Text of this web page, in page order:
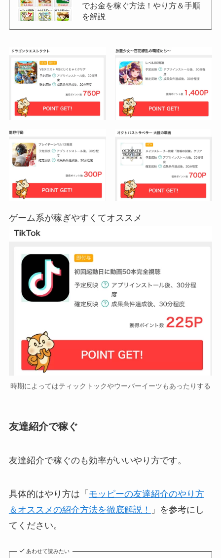
でお金を稼ぐ方法！やり方＆手順
を解説
ゲーム系が稼ぎやすくてオススメ
時期によってはティックトックやウーバーイーツもあったりする
友達紹介で稼ぐ
友達紹介で稼ぐのも効率がいいやり方です。
具体的はやり方は「 モッピーの友達紹介のやり方
＆オススメの紹介方法を徹底解説！
」を参考にし
てください。
あわせて読みたい